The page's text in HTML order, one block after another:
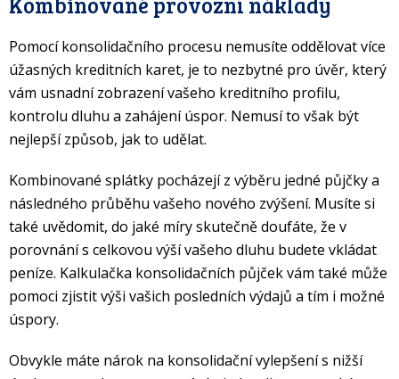
Pomocí konsolidačního procesu nemusíte oddělovat více
úžasných kreditních karet, je to nezbytné pro úvěr, který
vám usnadní zobrazení vašeho kreditního profilu,
kontrolu dluhu a zahájení úspor. Nemusí to však být
nejlepší způsob, jak to udělat.
Kombinované splátky pocházejí z výběru jedné půjčky a
následného průběhu vašeho nového zvýšení. Musíte si
také uvědomit, do jaké míry skutečně doufáte, že v
porovnání s celkovou výší vašeho dluhu budete vkládat
peníze. Kalkulačka konsolidačních půjček vám také může
pomoci zjistit výši vašich posledních výdajů a tím i možné
úspory.
Obvykle máte nárok na konsolidační vylepšení s nižší